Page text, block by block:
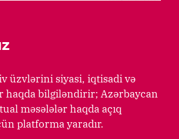
üzvlərini siyasi, iqtisadi və
haqda bilgiləndirir; Azərbaycan
məsələlər haqda açıq
platforma yaradır.